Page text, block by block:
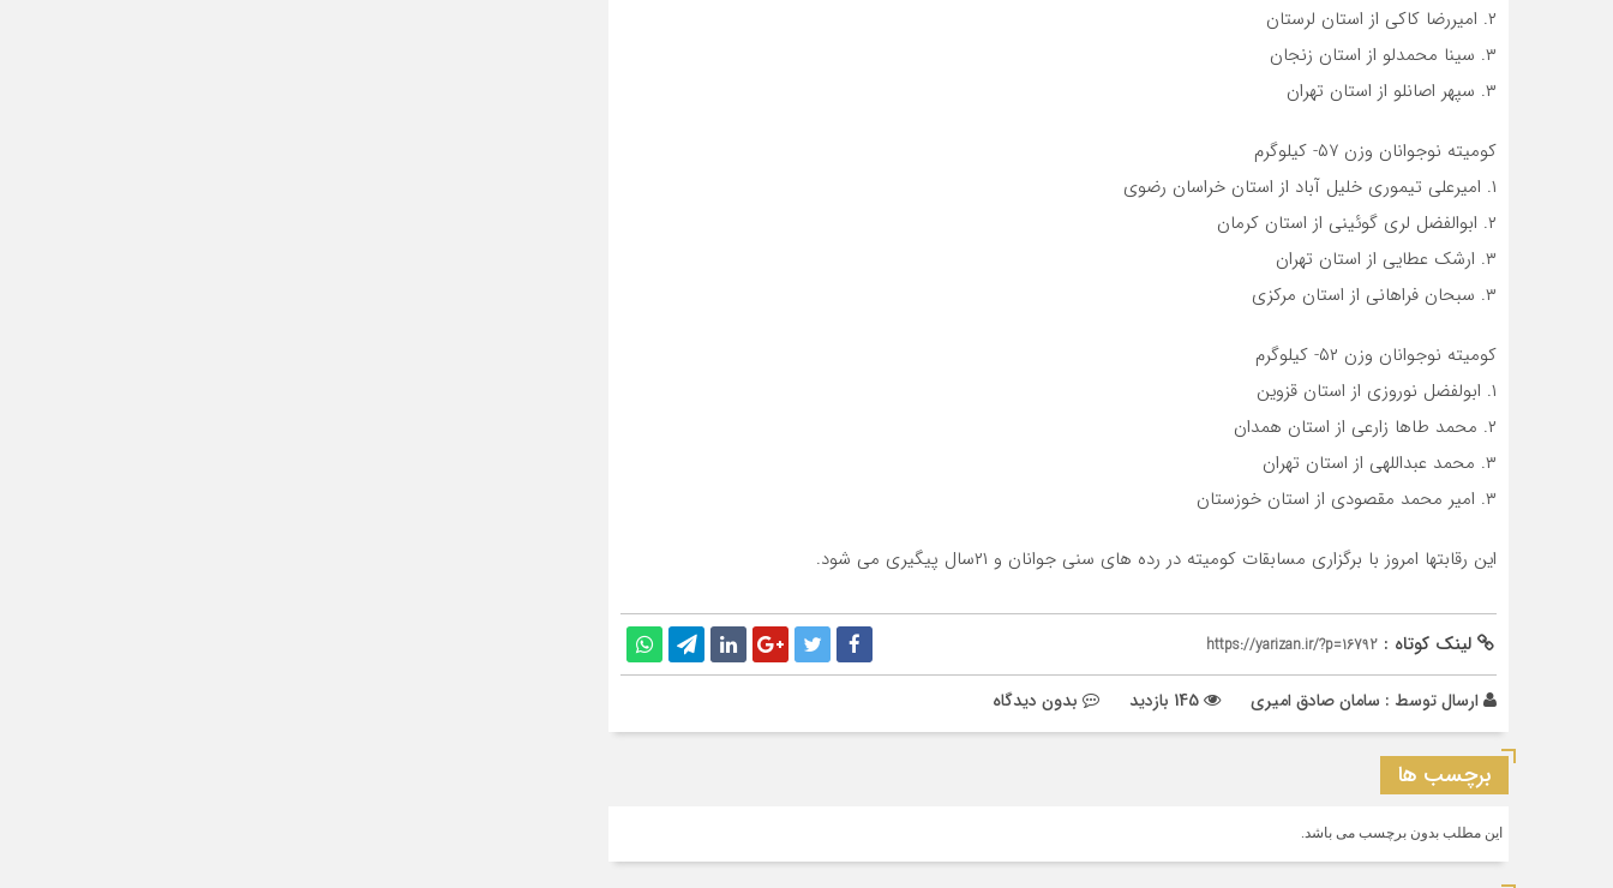
۲. امیررضا کاکی از استان لرستان
۳. سینا محمدلو از استان زنجان
۳. سپهر اصانلو از استان تهران
کومیته نوجوانان وزن ۵۷- کیلوگرم
۱. امیرعلی تیموری خلیل آباد از استان خراسان رضوی
۲. ابوالفضل لری گوئینی از استان کرمان
۳. ارشک عطایی از استان تهران
۳. سبحان فراهانی از استان مرکزی
کومیته نوجوانان وزن ۵۲- کیلوگرم
۱. ابولفضل نوروزی از استان قزوین
۲. محمد طاها زارعی از استان همدان
۳. محمد عبداللهی از استان تهران
۳. امیر محمد مقصودی از استان خوزستان
این رقابتها امروز با برگزاری مسابقات کومیته در رده های سنی جوانان و ۲۱سال پیگیری می شود.
لینک کوتاه : https://yarizan.ir/?p=16792
ارسال توسط : سامان صادق امیری بدون دیدگاه
برچسب ها
این مطلب بدون برچسب می باشد.